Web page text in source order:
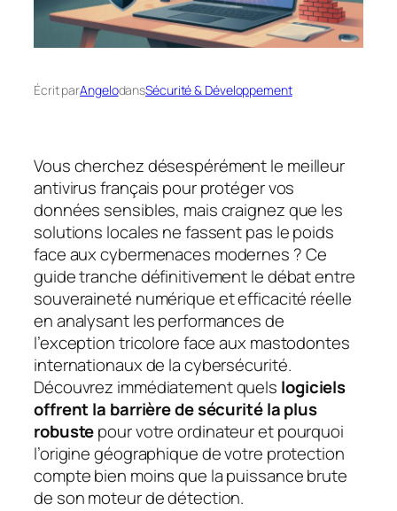
Écrit parAngelodansSécurité & Développement
Vous cherchez désespérément le meilleur
antivirus français pour protéger vos
données sensibles, mais craignez que les
solutions locales ne fassent pas le poids
face aux cybermenaces modernes ? Ce
guide tranche définitivement le débat entre
souveraineté numérique et efficacité réelle
en analysant les performances de
l’exception tricolore face aux mastodontes
internationaux de la cybersécurité.
Découvrez immédiatement quels logiciels
offrent la barrière de sécurité la plus
robustepour votre ordinateur et pourquoi
l’origine géographique de votre protection
compte bien moins que la puissance brute
de son moteur de détection.